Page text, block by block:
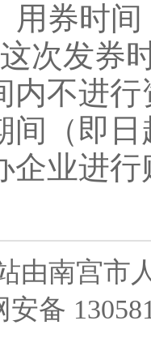
券时间
次发券
内不进
间（即
企业进
由南宫
备